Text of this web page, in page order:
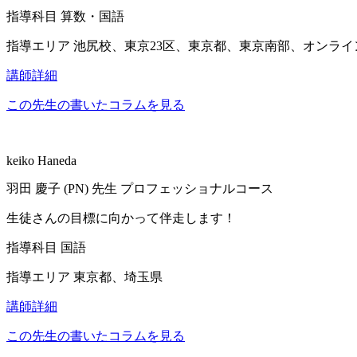
指導科目 算数・国語
指導エリア 池尻校、東京23区、東京都、東京南部、オンライ
講師詳細
この先生の書いたコラムを見る
keiko Haneda
羽田 慶子 (PN) 先生 プロフェッショナルコース
生徒さんの目標に向かって伴走します！
指導科目 国語
指導エリア 東京都、埼玉県
講師詳細
この先生の書いたコラムを見る